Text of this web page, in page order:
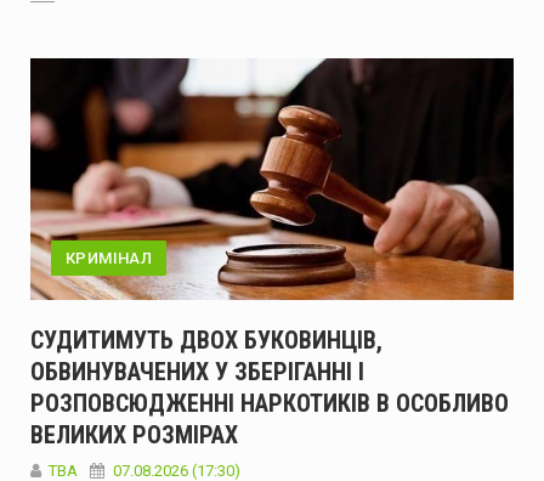
КРИМІНАЛ
СУДИТИМУТЬ ДВОХ БУКОВИНЦІВ,
ОБВИНУВАЧЕНИХ У ЗБЕРІГАННІ І
РОЗПОВСЮДЖЕННІ НАРКОТИКІВ В ОСОБЛИВО
ВЕЛИКИХ РОЗМІРАХ
ТВА 07.08.2026 (17:30)